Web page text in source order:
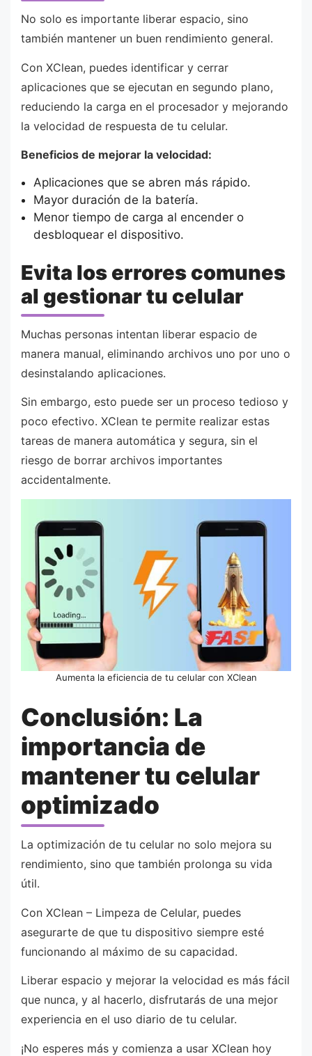
No solo es importante liberar espacio, sino
también mantener un buen rendimiento general.
Con XClean, puedes identificar y cerrar
aplicaciones que se ejecutan en segundo plano,
reduciendo la carga en el procesador y mejorando
la velocidad de respuesta de tu celular.
Beneficios de mejorar la velocidad:
Aplicaciones que se abren más rápido.
Mayor duración de la batería.
Menor tiempo de carga al encender o
desbloquear el dispositivo.
Evita los errores comunes
al gestionar tu celular
Muchas personas intentan liberar espacio de
manera manual, eliminando archivos uno por uno o
desinstalando aplicaciones.
Sin embargo, esto puede ser un proceso tedioso y
poco efectivo. XClean te permite realizar estas
tareas de manera automática y segura, sin el
riesgo de borrar archivos importantes
accidentalmente.
Aumenta la eficiencia de tu celular con XClean
Conclusión: La
importancia de
mantener tu celular
optimizado
La optimización de tu celular no solo mejora su
rendimiento, sino que también prolonga su vida
útil.
Con XClean – Limpeza de Celular, puedes
asegurarte de que tu dispositivo siempre esté
funcionando al máximo de su capacidad.
Liberar espacio y mejorar la velocidad es más fácil
que nunca, y al hacerlo, disfrutarás de una mejor
experiencia en el uso diario de tu celular.
¡No esperes más y comienza a usar XClean hoy